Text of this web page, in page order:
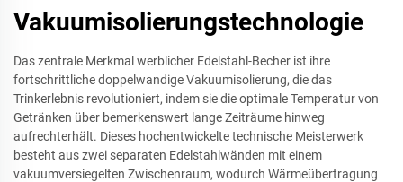
Vakuumisolierungstechnologie
Das zentrale Merkmal werblicher Edelstahl-Becher ist ihre
fortschrittliche doppelwandige Vakuumisolierung, die das
Trinkerlebnis revolutioniert, indem sie die optimale Temperatur von
Getränken über bemerkenswert lange Zeiträume hinweg
aufrechterhält. Dieses hochentwickelte technische Meisterwerk
besteht aus zwei separaten Edelstahlwänden mit einem
vakuumversiegelten Zwischenraum, wodurch Wärmeübertragung